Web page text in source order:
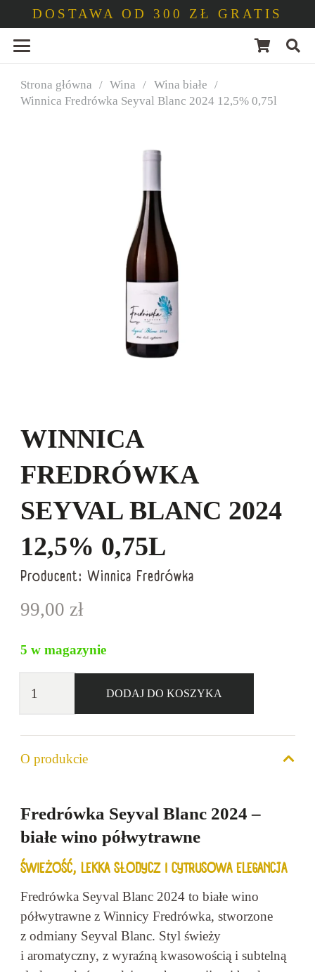
DOSTAWA OD 300 ZŁ GRATIS
Strona główna / Wina / Wina białe /
Winnica Fredrówka Seyval Blanc 2024 12,5% 0,75l
WINNICA
FREDRÓWKA
SEYVAL BLANC 2024
12,5% 0,75L
Producent:Winnica Fredrówka
99,00 zł
5 w magazynie
Winnica
Blanc
0,75l
DODAJ DO KOSZYKA
O produkcie
Fredrówka Seyval Blanc 2024 –
białe wino półwytrawne
ŚWIEŻOŚĆ, LEKKA SŁODYCZ I CYTRUSOWA ELEGANCJA
Fredrówka Seyval Blanc 2024 to białe wino
półwytrawne z Winnicy Fredrówka, stworzone
z odmiany Seyval Blanc. Styl świeży
i aromatyczny, z wyraźną kwasowością i subtelną